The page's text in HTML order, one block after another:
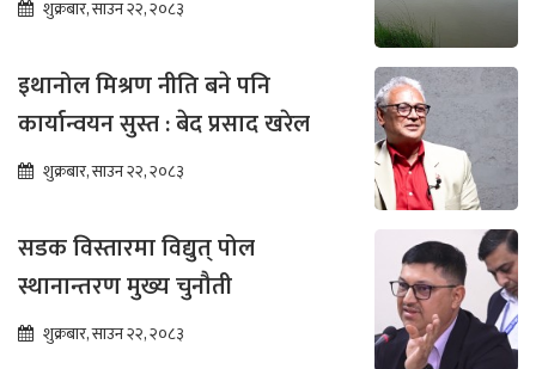
शुक्रबार, साउन २२, २०८३
इथानोल मिश्रण नीति बने पनि
कार्यान्वयन सुस्त : बेद प्रसाद खरेल
शुक्रबार, साउन २२, २०८३
सडक विस्तारमा विद्युत् पोल
स्थानान्तरण मुख्य चुनौती
शुक्रबार, साउन २२, २०८३